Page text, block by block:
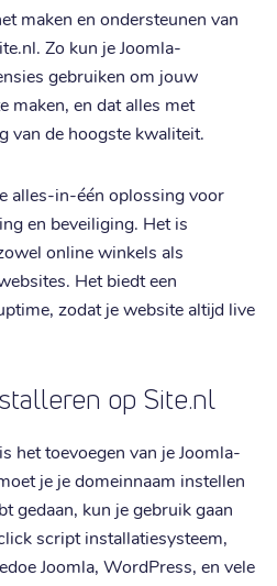
maken en ondersteunen van
Zo kun je Joomla-
gebruiken om jouw
maken, en dat alles met
van de hoogste kwaliteit.
alles-in-één oplossing voor
en beveiliging. Het is
online winkels als
Het biedt een
zodat je website altijd live
op Site.nl
het toevoegen van je Joomla-
je je domeinnaam instellen
gedaan, kun je gebruik gaan
script installatiesysteem,
Joomla, WordPress, en vele